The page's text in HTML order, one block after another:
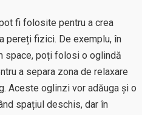
fi folosite pentru a crea
pereți fizici. De exemplu, în
space, poți folosi o oglindă
a separa zona de relaxare
Aceste oglinzi vor adăuga și o
spațiul deschis, dar în